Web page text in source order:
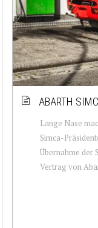
ABARTH
Lange Nase
Simca-
Übernahme der
Vertrag von